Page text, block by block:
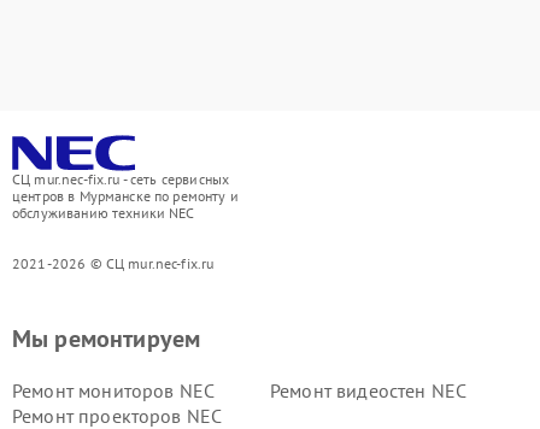
СЦ mur.nec-fix.ru - сеть сервисных
центров в Мурманске по ремонту и
обслуживанию техники NEC
2021-2026 © СЦ mur.nec-fix.ru
Мы ремонтируем
Ремонт мониторов NEC
Ремонт видеостен NEC
Ремонт проекторов NEC